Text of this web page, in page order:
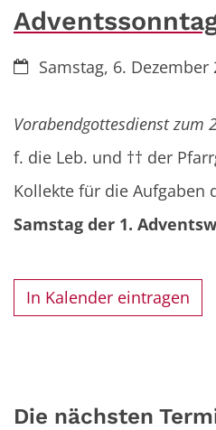
Datum:Samstag, 6. Dezember
Vorabendgottesdienst zum
f. die Leb. und †† der
Kollekte für die Aufgaben
Samstag der 1.
In Kalender eintragen
Die nächsten